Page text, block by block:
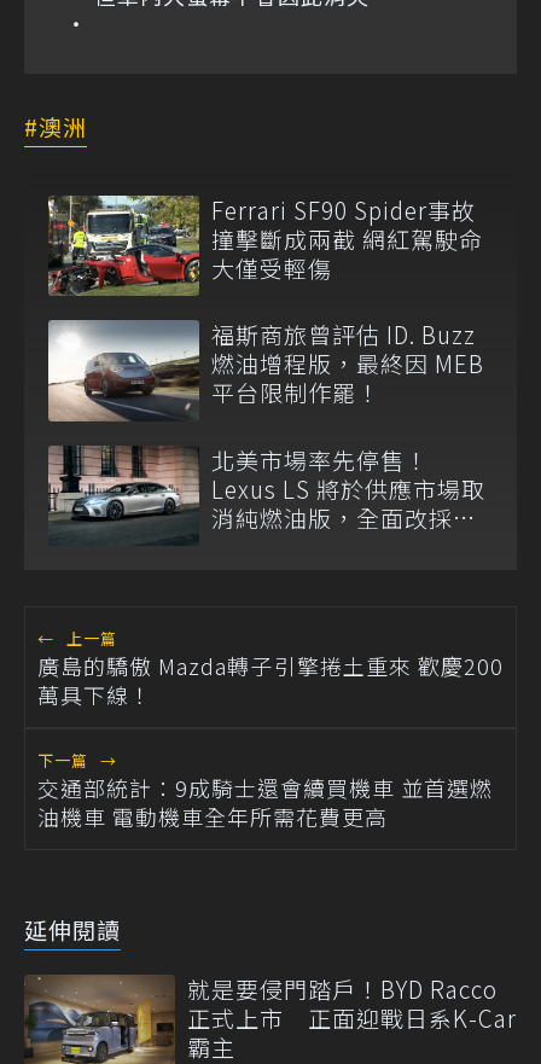
澳洲
Ferrari SF90 Spider事故
撞擊斷成兩截 網紅駕駛命
大僅受輕傷
福斯商旅曾評估 ID. Buzz
燃油增程版，最終因 MEB
平台限制作罷！
北美市場率先停售！
Lexus LS 將於供應市場取
消純燃油版，全面改採單
← 上一篇
廣島的驕傲 Mazda轉子引擎捲土重來 歡慶200
萬具下線！
下一篇 →
交通部統計：9成騎士還會續買機車 並首選燃
油機車 電動機車全年所需花費更高
延伸閱讀
就是要侵門踏戶！BYD Racco
正式上市 正面迎戰日系K-Car
霸主